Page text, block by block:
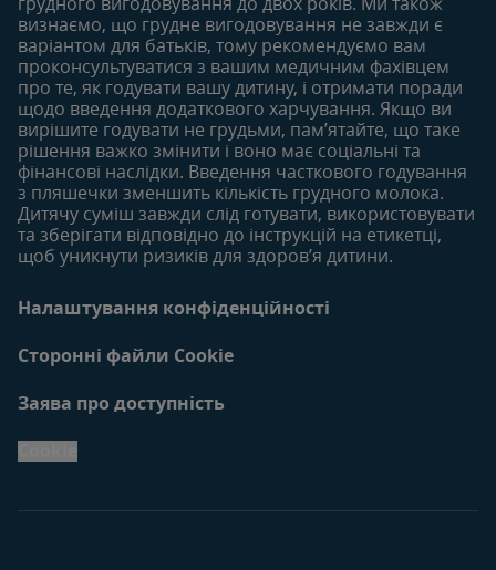
Статті
Продукти
визнаємо, що грудне вигодовування не завжди є
варіантом для батьків, тому рекомендуємо вам
проконсультуватися з вашим медичним фахівцем
про те, як годувати вашу дитину, і отримати поради
щодо введення додаткового харчування. Якщо ви
вирішите годувати не грудьми, пам’ятайте, що таке
рішення важко змінити і воно має соціальні та
фінансові наслідки. Введення часткового годування
з пляшечки зменшить кількість грудного молока.
Дитячу суміш завжди слід готувати, використовувати
та зберігати відповідно до інструкцій на етикетці,
щоб уникнути ризиків для здоров’я дитини.
Налаштування конфіденційності
Сторонні файли Cookie
Заява про доступність